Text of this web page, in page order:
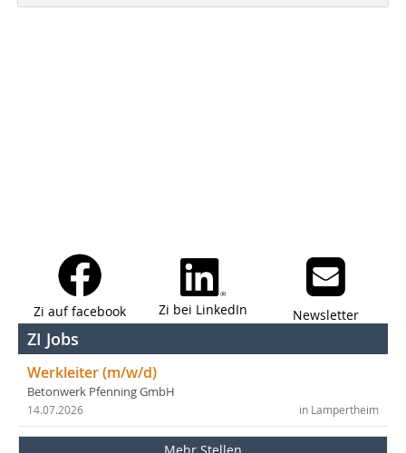
Zi auf facebook Zi bei LinkedIn Newsletter
ZI Jobs
Werkleiter (m/w/d)
Betonwerk Pfenning GmbH
in Lampertheim
14.07.2026
Mehr Stellen